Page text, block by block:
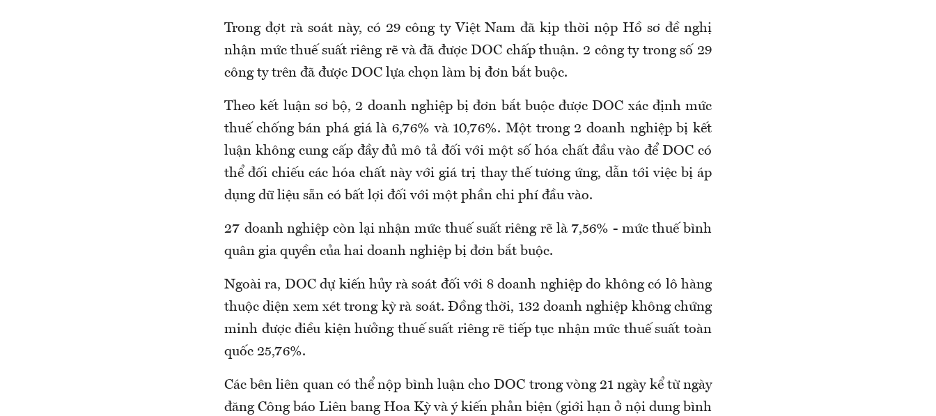
Trong đợt rà soát này, có 29 công ty Việt Nam đã kịp thời nộp Hồ sơ đề nghị
nhận mức thuế suất riêng rẽ và đã được DOC chấp thuận. 2 công ty trong số 29
công ty trên đã được DOC lựa chọn làm bị đơn bắt buộc.
Theo kết luận sơ bộ, 2 doanh nghiệp bị đơn bắt buộc được DOC xác định mức
thuế chống bán phá giá là 6,76% và 10,76%. Một trong 2 doanh nghiệp bị kết
luận không cung cấp đầy đủ mô tả đối với một số hóa chất đầu vào để DOC có
thể đối chiếu các hóa chất này với giá trị thay thế tương ứng, dẫn tới việc bị áp
dụng dữ liệu sẵn có bất lợi đối với một phần chi phí đầu vào.
27 doanh nghiệp còn lại nhận mức thuế suất riêng rẽ là 7,56% - mức thuế bình
quân gia quyền của hai doanh nghiệp bị đơn bắt buộc.
Ngoài ra, DOC dự kiến hủy rà soát đối với 8 doanh nghiệp do không có lô hàng
thuộc diện xem xét trong kỳ rà soát. Đồng thời, 132 doanh nghiệp không chứng
minh được điều kiện hưởng thuế suất riêng rẽ tiếp tục nhận mức thuế suất toàn
quốc 25,76%.
Các bên liên quan có thể nộp bình luận cho DOC trong vòng 21 ngày kể từ ngày
đăng Công báo Liên bang Hoa Kỳ và ý kiến phản biện (giới hạn ở nội dung bình